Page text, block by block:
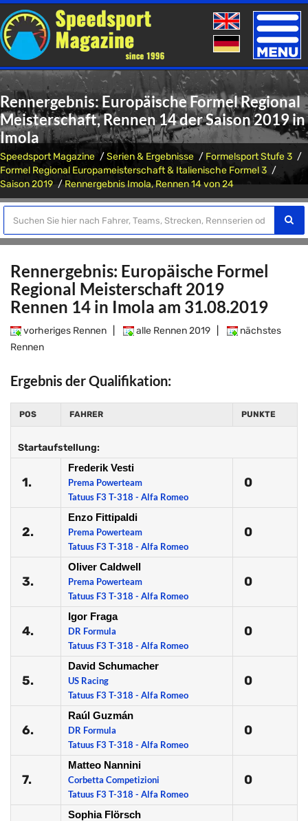
Toggle
Rennergebnis: Europäische Formel Regional
Meisterschaft, Rennen 14 der Saison 2019 in
Imola
Speedsport Magazine Serien & Ergebnisse
Formelsport Stufe 3
Formel Regional Europameisterschaft & Italienische Formel 3
Saison 2019
Rennergebnis Imola, Rennen 14 von 24
Rennergebnis: Europäische Formel
Regional Meisterschaft 2019
Rennen 14 in Imola am 31.08.2019
vorheriges Rennen alle Rennen 2019
nächstes
Rennen
Ergebnis der Qualifikation:
POS FAHRER PUNKTE
Startaufstellung:
1.
Frederik Vesti
Prema Powerteam
Tatuus F3 T-318 - Alfa Romeo
0
2.
Enzo Fittipaldi
Prema Powerteam
Tatuus F3 T-318 - Alfa Romeo
0
3.
Oliver Caldwell
Prema Powerteam
Tatuus F3 T-318 - Alfa Romeo
0
4.
Igor Fraga
DR Formula
Tatuus F3 T-318 - Alfa Romeo
0
5.
David Schumacher
US Racing
Tatuus F3 T-318 - Alfa Romeo
0
6.
Raúl Guzmán
DR Formula
Tatuus F3 T-318 - Alfa Romeo
0
7.
Matteo Nannini
Corbetta Competizioni
Tatuus F3 T-318 - Alfa Romeo
0
Sophia Flörsch